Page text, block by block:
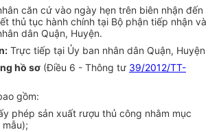
căn cứ vào ngày hẹn trên biên nhận đến
thủ tục hành chính tại Bộ phận tiếp nhận và
dân Quận, Huyện.
Trực tiếp tại Ủy ban nhân dân Quận, Huyện
hồ sơ (Điều 6 - Thông tư 39/2012/TT-
gồm:
phép sản xuất rượu thủ công nhằm mục